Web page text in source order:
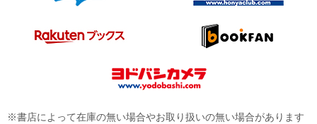
※書店によって在庫の無い場合やお取り扱いの無い場合があります